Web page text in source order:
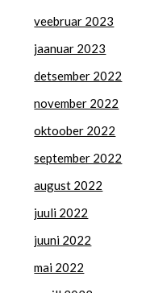
veebruar 2023
jaanuar 2023
detsember 2022
november 2022
oktoober 2022
september 2022
august 2022
juuli 2022
juuni 2022
mai 2022